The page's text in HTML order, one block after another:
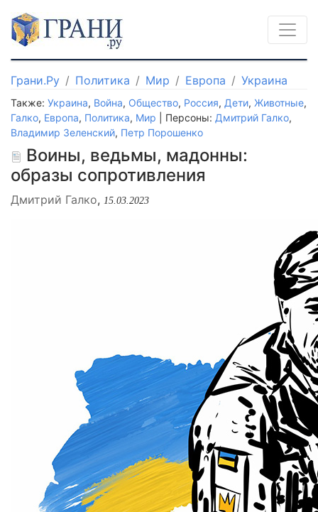
Грани.Ру Политика Мир Европа Украина
Также: Украина, Война, Общество, Россия, Дети, Животные,
Галко, Европа, Политика, Мир | Персоны: Дмитрий Галко,
Владимир Зеленский, Петр Порошенко
Воины, ведьмы, мадонны:
образы сопротивления
Дмитрий Галко, 15.03.2023